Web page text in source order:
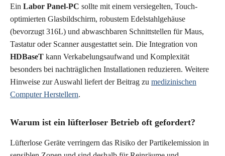
Ein Labor Panel-PC sollte mit einem versiegelten, Touch-
optimierten Glasbildschirm, robustem Edelstahlgehäuse
(bevorzugt 316L) und abwaschbaren Schnittstellen für Maus,
Tastatur oder Scanner ausgestattet sein. Die Integration von
HDBaseT kann Verkabelungsaufwand und Komplexität
besonders bei nachträglichen Installationen reduzieren. Weitere
Hinweise zur Auswahl liefert der Beitrag zu medizinischen
Computer Herstellern.
Warum ist ein lüfterloser Betrieb oft gefordert?
Lüfterlose Geräte verringern das Risiko der Partikelemission in